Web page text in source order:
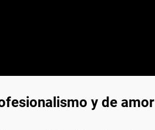
y de amor